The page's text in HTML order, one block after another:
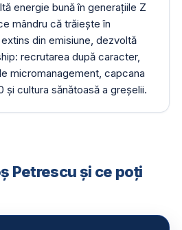
energie bună în generațiile Z
mândru că trăiește în
din emisiune, dezvoltă
recrutarea după caracter,
micromanagement, capcana
și cultura sănătoasă a greșelii.
Petrescu și ce poți